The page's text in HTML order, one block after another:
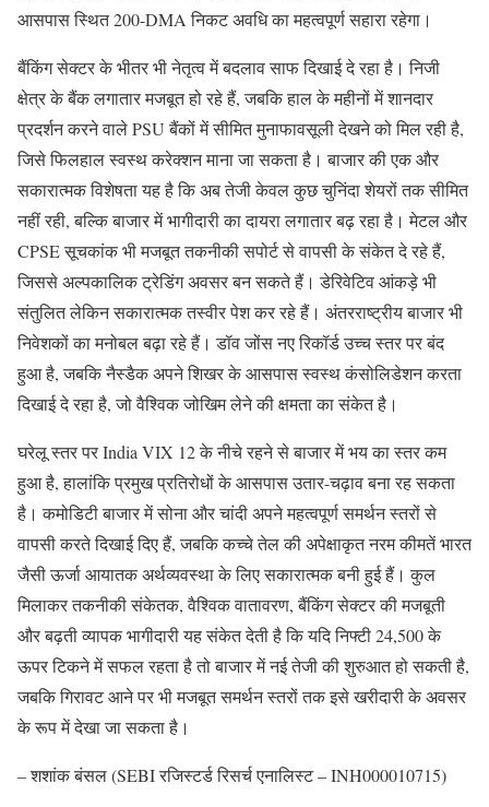
आसपास स्थित 200-DMA निकट अवधि का महत्वपूर्ण सहारा रहेगा।
बैंकिंग सेक्टर के भीतर भी नेतृत्व में बदलाव साफ दिखाई दे रहा है। निजी
क्षेत्र के बैंक लगातार मजबूत हो रहे हैं, जबकि हाल के महीनों में शानदार
प्रदर्शन करने वाले PSU बैंकों में सीमित मुनाफावसूली देखने को मिल रही है,
जिसे फिलहाल स्वस्थ करेक्शन माना जा सकता है। बाजार की एक और
सकारात्मक विशेषता यह है कि अब तेजी केवल कुछ चुनिंदा शेयरों तक सीमित
नहीं रही, बल्कि बाजार में भागीदारी का दायरा लगातार बढ़ रहा है। मेटल और
CPSE सूचकांक भी मजबूत तकनीकी सपोर्ट से वापसी के संकेत दे रहे हैं,
जिससे अल्पकालिक ट्रेडिंग अवसर बन सकते हैं। डेरिवेटिव आंकड़े भी
संतुलित लेकिन सकारात्मक तस्वीर पेश कर रहे हैं। अंतरराष्ट्रीय बाजार भी
निवेशकों का मनोबल बढ़ा रहे हैं। डॉव जोंस नए रिकॉर्ड उच्च स्तर पर बंद
हुआ है, जबकि नैस्डैक अपने शिखर के आसपास स्वस्थ कंसोलिडेशन करता
दिखाई दे रहा है, जो वैश्विक जोखिम लेने की क्षमता का संकेत है।
घरेलू स्तर पर India VIX 12 के नीचे रहने से बाजार में भय का स्तर कम
हुआ है, हालांकि प्रमुख प्रतिरोधों के आसपास उतार-चढ़ाव बना रह सकता
है। कमोडिटी बाजार में सोना और चांदी अपने महत्वपूर्ण समर्थन स्तरों से
वापसी करते दिखाई दिए हैं, जबकि कच्चे तेल की अपेक्षाकृत नरम कीमतें भारत
जैसी ऊर्जा आयातक अर्थव्यवस्था के लिए सकारात्मक बनी हुई हैं। कुल
मिलाकर तकनीकी संकेतक, वैश्विक वातावरण, बैंकिंग सेक्टर की मजबूती
और बढ़ती व्यापक भागीदारी यह संकेत देती है कि यदि निफ्टी 24,500 के
ऊपर टिकने में सफल रहता है तो बाजार में नई तेजी की शुरुआत हो सकती है,
जबकि गिरावट आने पर भी मजबूत समर्थन स्तरों तक इसे खरीदारी के अवसर
के रूप में देखा जा सकता है।
– शशांक बंसल (SEBI रजिस्टर्ड रिसर्च एनालिस्ट – INH000010715)